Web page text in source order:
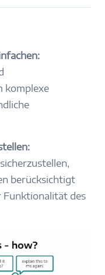
komplexe
berücksichtigt
Funktionalität des